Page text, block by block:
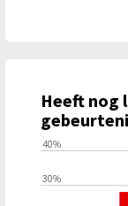
Heeft nog
30%
40%